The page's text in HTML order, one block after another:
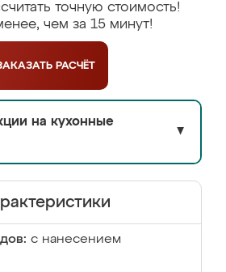
точную стоимость!
чем за 15 минут!
РАСЧЁТ
на кухонные
▼
с нанесением